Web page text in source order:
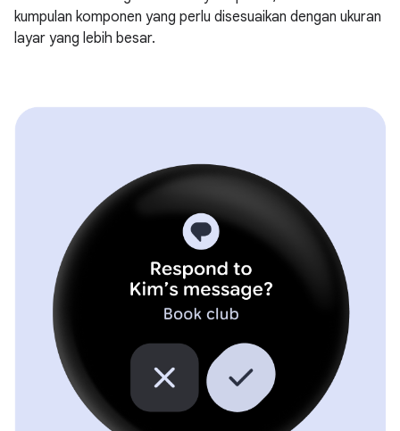
kumpulan komponen yang perlu disesuaikan dengan ukuran
layar yang lebih besar.